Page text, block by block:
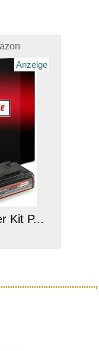
Anzeige
Kit P...